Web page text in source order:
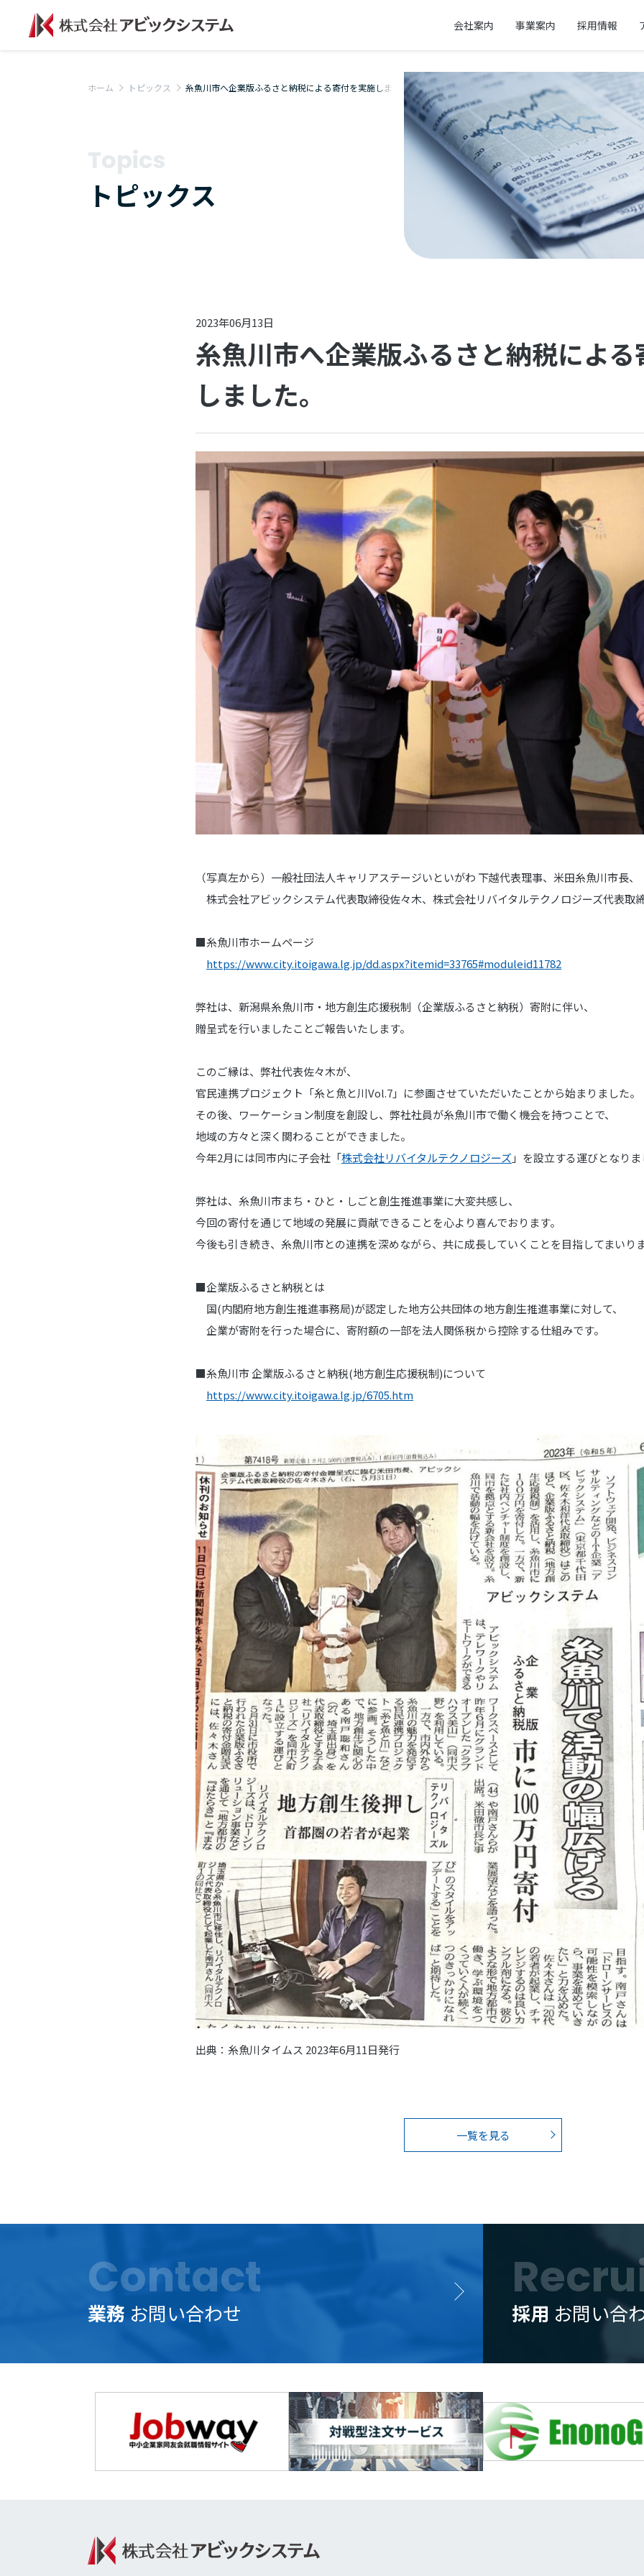
会社案内 事業案内 採用情報
ホーム トピックス 糸魚川市へ企業版ふるさと納税による寄付を実施しました。
Topics
トピックス
2023年06月13日
糸魚川市へ企業版ふるさと納税によ
しました。
（写真左から）一般社団法人キャリアステージいといがわ 下越代表理事、米田糸魚川市長、
株式会社アビックシステム代表取締役佐々木、株式会社リバイタルテクノロジーズ代表取
■糸魚川市ホームページ
https://www.city.itoigawa.lg.jp/dd.aspx?itemid=33765#moduleid11782
弊社は、新潟県糸魚川市・地方創生応援税制（企業版ふるさと納税）寄附に伴い、
贈呈式を行いましたことご報告いたします。
このご縁は、弊社代表佐々木が、
官民連携プロジェクト「糸と魚と川Vol.7」に参画させていただいたことから始まりました。
その後、ワーケーション制度を創設し、弊社社員が糸魚川市で働く機会を持つことで、
地域の方々と深く関わることができました。
今年2月には同市内に子会社「株式会社リバイタルテクノロジーズ」を設立する運びとなり
弊社は、糸魚川市まち・ひと・しごと創生推進事業に大変共感し、
今回の寄付を通じて地域の発展に貢献できることを心より喜んでおります。
今後も引き続き、糸魚川市との連携を深めながら、共に成長していくことを目指してまいり
■企業版ふるさと納税とは
国(内閣府地方創生推進事務局)が認定した地方公共団体の地方創生推進事業に対して、
企業が寄附を行った場合に、寄附額の一部を法人関係税から控除する仕組みです。
■糸魚川市 企業版ふるさと納税(地方創生応援税制)について
https://www.city.itoigawa.lg.jp/6705.htm
出典：糸魚川タイムス 2023年6月11日発行
一覧を見る
Contact
業務 お問い合わせ 採用 お問い合